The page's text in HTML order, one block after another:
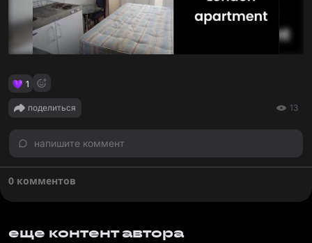
1
поделиться 13
напишите коммент
0 комментов
еще контент автора